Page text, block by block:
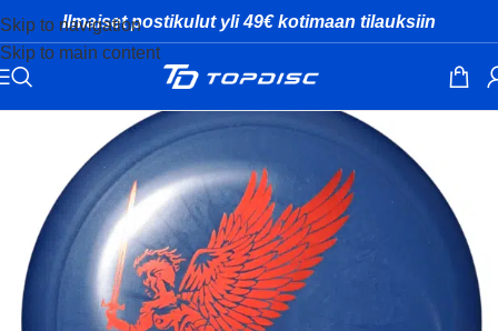
Skip to navigation
Skip to main content
Ilmaiset postikulut yli 49€ kotimaan tilauksiin